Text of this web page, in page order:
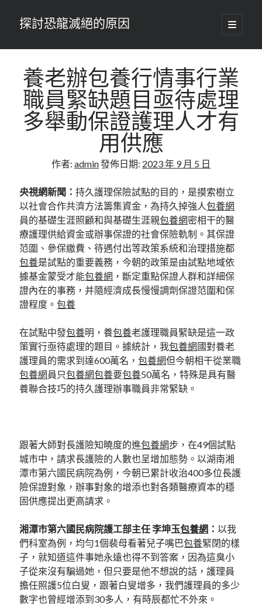
探討恐龍滅絕的原因
開
啟
要
單
養老辦包養行情事行業
職員緊缺題目亟待處理
多舉動保證護理人才有
用供應
作者: admin發佈日期: 2023 年 9 月 5 日
央視網新聞：持久護理保險試點的目的，是摸索樹立
以社會合作共濟方法籌集資金，為持久掉強人包養網
員的基礎生涯照顧和與基礎生涯親包養網密相干的醫
療護理供給資金或辦事保證的社會保險軌制。其保證
范圍、參保繳費、待遇付出等政策系統和治理措施都
包養是試點的重要義務，今朝的政策是由試點地域依
據基金蒙受才能包養網 ，斷定重點保證人群和詳細保
證內在的事務，并隨經濟成長慢慢調劑保證范圍和保
證程度。包養
在試點中發包養明，養包養老護理職員緊缺是這一政
策實行亟待處理的題目。據統計，我包養網國對養老
護理員的需求到達600萬名，包養網但今朝相干從業職
包養網員只包養網包養要包養50萬名，特殊是具有醫
養聯合技巧的持久護理辦事職員非常緊缺。
跟著大師對長護險知曉度的進包養網步，在49個試點
城市中，請求長護險的人數也呈增加態勢。以湖南湘
潭市第六國民病院為例，今朝已累計收治400多位長護
險保證對象，辦事對象的增添也對各類醫療資本的穩
固供應提出更高請求。
湘潭市第六國民病院護工部主任 李坤玉包養網 ：以我
們科室為例，均勻1個裴母看著兒子嘴巴包養緊閉的樣
子，就知道這件事她永遠也得不到答案，因為這臭小
子從來沒有騙過她，但只要是他不想說的話，護理員
擔任照護5位白叟，跟著白叟增多，我們護理員的多少
數字也曾經增添到30多人，有時辰都忙不外來。